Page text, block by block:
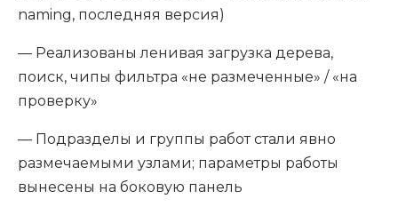
naming, последняя версия)
— Реализованы ленивая загрузка дерева,
поиск, чипы фильтра «не размеченные» / «на
проверку»
— Подразделы и группы работ стали явно
размечаемыми узлами; параметры работы
вынесены на боковую панель